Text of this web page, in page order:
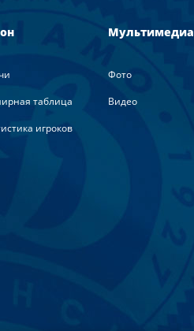
таблица
игроков
Мультимедиа
Фото
Видео